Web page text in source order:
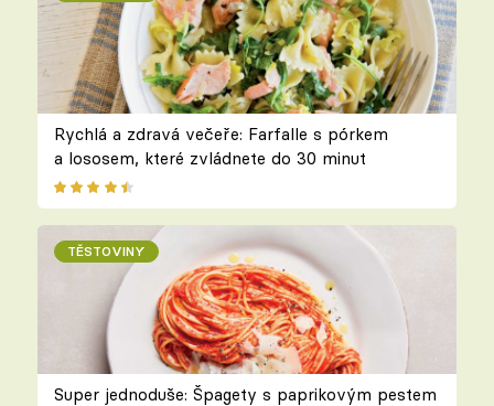
Rychlá a zdravá večeře: Farfalle s pórkem
a lososem, které zvládnete do 30 minut
TĚSTOVINY
Super jednoduše: Špagety s paprikovým pestem